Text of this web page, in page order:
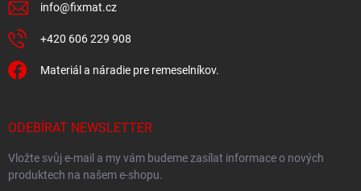
info@fixmat.cz
+420 606 229 908
Materiál a náradie pre remeselníkov.
ODEBÍRAT NEWSLETTER
Vložte svůj e-mail a my vám budeme zasílat informace o nových
produktech na našem e-shopu.